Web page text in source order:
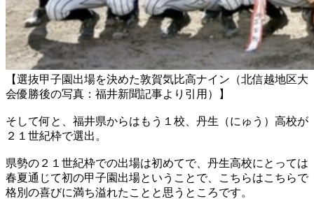
【選抜甲子園出場を決めた敦賀気比高ナイン（北信越地区大
会優勝後の写真：福井新聞記事より引用）】
そして何と、福井県からはもう１校、丹生（にゅう）高校が
２１世紀枠で選出。
県勢の２１世紀枠での出場は初めてで、丹生高校にとっては
春夏通じて初の甲子園出場ということで、こちらはこちらで
格別の喜びに満ち溢れたことと思うところです。